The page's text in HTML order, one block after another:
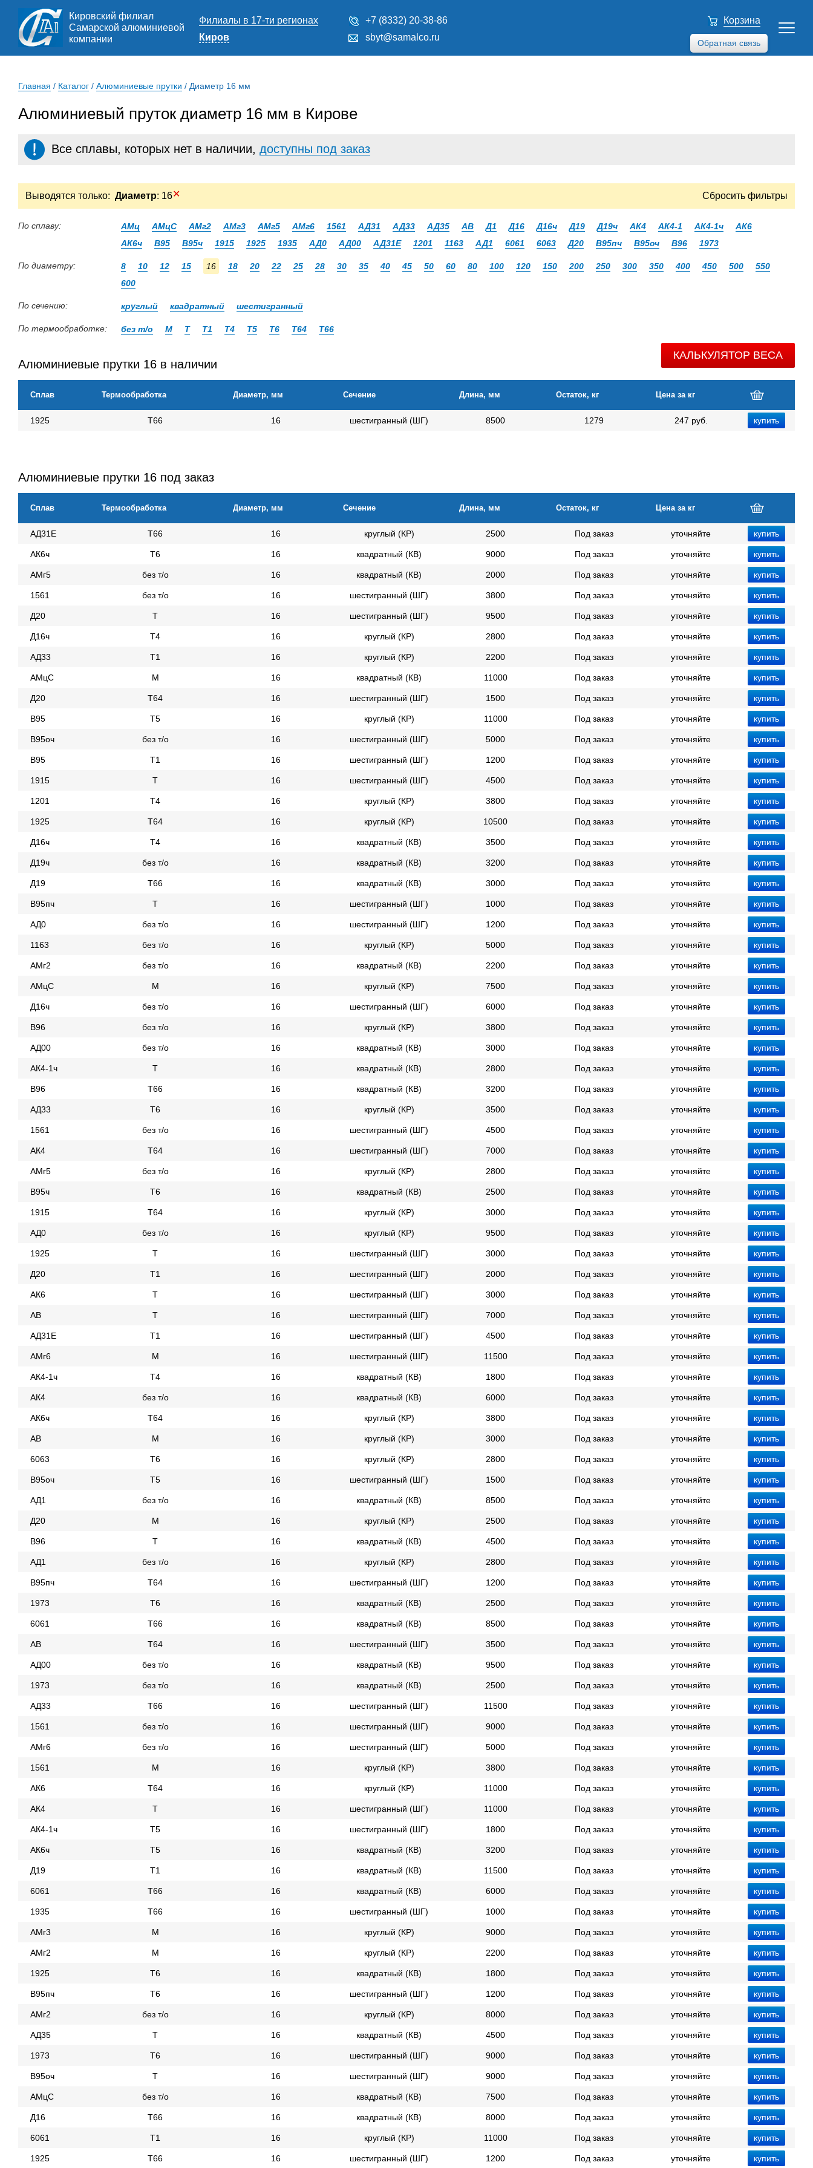
Кировский филиал
Самарской алюминиевой
компании
Филиалы в 17-ти регионах
Киров
+7 (8332) 20-38-86
sbyt@samalco.ru
Обратная связь
Корзина
Главная / Каталог / Алюминиевые прутки / Диаметр 16 мм
Алюминиевый пруток диаметр 16 мм в Кирове
Все сплавы, которых нет в наличии, доступны под заказ
Выводятся только: Диаметр: 16✕ Сбросить фильтры
По сплаву: АМц АМцС АМг2 АМг3 АМг5 АМг6 1561 АД31 АД33 АД35 АВ Д1 Д16 Д16ч Д19 Д19ч АК4 АК4-1 АК4-1ч
АК6
АК6ч
В95 В95ч 1915 1925 1935 АД0 АД00 АД31Е 1201 1163 АД1 6061 6063 Д20 В95пч В95оч В96 1973
По диаметру: 8 10 12 15 16 18 20 22 25 28 30 35 40 45 50 60 80 100 120 150 200 250 300 350 400 450 500
550
600
По сечению: круглый квадратный шестигранный
По термообработке: без т/о М Т Т1 Т4 Т5 Т6 Т64 Т66
Алюминиевые прутки 16 в наличии
КАЛЬКУЛЯТОР ВЕСА
Сплав Термообработка Диаметр, мм Сечение Длина, мм Остаток, кг Цена за кг
1925 Т66 16 шестигранный (ШГ) 8500 1279 247 руб.
Алюминиевые прутки 16 под заказ
Сплав Термообработка Диаметр, мм Сечение Длина, мм Остаток, кг Цена за кг
АД31Е Т66 16 круглый (КР) 2500 Под заказ уточняйте
АК6ч Т6 16 квадратный (КВ) 9000 Под заказ уточняйте
АМг5 без т/о 16 квадратный (КВ) 2000 Под заказ уточняйте
1561 без т/о 16 шестигранный (ШГ) 3800 Под заказ уточняйте
Д20 Т 16 шестигранный (ШГ) 9500 Под заказ уточняйте
Д16ч Т4 16 круглый (КР) 2800 Под заказ уточняйте
АД33 Т1 16 круглый (КР) 2200 Под заказ уточняйте
АМцС М 16 квадратный (КВ) 11000 Под заказ уточняйте
Д20 Т64 16 шестигранный (ШГ) 1500 Под заказ уточняйте
В95 Т5 16 круглый (КР) 11000 Под заказ уточняйте
В95оч без т/о 16 шестигранный (ШГ) 5000 Под заказ уточняйте
В95 Т1 16 шестигранный (ШГ) 1200 Под заказ уточняйте
1915 Т 16 шестигранный (ШГ) 4500 Под заказ уточняйте
1201 Т4 16 круглый (КР) 3800 Под заказ уточняйте
1925 Т64 16 круглый (КР) 10500 Под заказ уточняйте
Д16ч Т4 16 квадратный (КВ) 3500 Под заказ уточняйте
Д19ч без т/о 16 квадратный (КВ) 3200 Под заказ уточняйте
Д19 Т66 16 квадратный (КВ) 3000 Под заказ уточняйте
В95пч Т 16 шестигранный (ШГ) 1000 Под заказ уточняйте
АД0 без т/о 16 шестигранный (ШГ) 1200 Под заказ уточняйте
1163 без т/о 16 круглый (КР) 5000 Под заказ уточняйте
АМг2 без т/о 16 квадратный (КВ) 2200 Под заказ уточняйте
АМцС М 16 круглый (КР) 7500 Под заказ уточняйте
Д16ч без т/о 16 шестигранный (ШГ) 6000 Под заказ уточняйте
В96 без т/о 16 круглый (КР) 3800 Под заказ уточняйте
АД00 без т/о 16 квадратный (КВ) 3000 Под заказ уточняйте
АК4-1ч Т 16 квадратный (КВ) 2800 Под заказ уточняйте
В96 Т66 16 квадратный (КВ) 3200 Под заказ уточняйте
АД33 Т6 16 круглый (КР) 3500 Под заказ уточняйте
1561 без т/о 16 шестигранный (ШГ) 4500 Под заказ уточняйте
АК4 Т64 16 шестигранный (ШГ) 7000 Под заказ уточняйте
АМг5 без т/о 16 круглый (КР) 2800 Под заказ уточняйте
В95ч Т6 16 квадратный (КВ) 2500 Под заказ уточняйте
1915 Т64 16 круглый (КР) 3000 Под заказ уточняйте
АД0 без т/о 16 круглый (КР) 9500 Под заказ уточняйте
1925 Т 16 шестигранный (ШГ) 3000 Под заказ уточняйте
Д20 Т1 16 шестигранный (ШГ) 2000 Под заказ уточняйте
АК6 Т 16 шестигранный (ШГ) 3000 Под заказ уточняйте
АВ Т 16 шестигранный (ШГ) 7000 Под заказ уточняйте
АД31Е Т1 16 шестигранный (ШГ) 4500 Под заказ уточняйте
АМг6 М 16 шестигранный (ШГ) 11500 Под заказ уточняйте
АК4-1ч Т4 16 квадратный (КВ) 1800 Под заказ уточняйте
АК4 без т/о 16 квадратный (КВ) 6000 Под заказ уточняйте
АК6ч Т64 16 круглый (КР) 3800 Под заказ уточняйте
АВ М 16 круглый (КР) 3000 Под заказ уточняйте
6063 Т6 16 круглый (КР) 2800 Под заказ уточняйте
В95оч Т5 16 шестигранный (ШГ) 1500 Под заказ уточняйте
АД1 без т/о 16 квадратный (КВ) 8500 Под заказ уточняйте
Д20 М 16 круглый (КР) 2500 Под заказ уточняйте
В96 Т 16 квадратный (КВ) 4500 Под заказ уточняйте
АД1 без т/о 16 круглый (КР) 2800 Под заказ уточняйте
В95пч Т64 16 шестигранный (ШГ) 1200 Под заказ уточняйте
1973 Т6 16 квадратный (КВ) 2500 Под заказ уточняйте
6061 Т66 16 квадратный (КВ) 8500 Под заказ уточняйте
АВ Т64 16 шестигранный (ШГ) 3500 Под заказ уточняйте
АД00 без т/о 16 квадратный (КВ) 9500 Под заказ уточняйте
1973 без т/о 16 квадратный (КВ) 2500 Под заказ уточняйте
АД33 Т66 16 шестигранный (ШГ) 11500 Под заказ уточняйте
1561 без т/о 16 шестигранный (ШГ) 9000 Под заказ уточняйте
АМг6 без т/о 16 шестигранный (ШГ) 5000 Под заказ уточняйте
1561 М 16 круглый (КР) 3800 Под заказ уточняйте
АК6 Т64 16 круглый (КР) 11000 Под заказ уточняйте
АК4 Т 16 шестигранный (ШГ) 11000 Под заказ уточняйте
АК4-1ч Т5 16 шестигранный (ШГ) 1800 Под заказ уточняйте
АК6ч Т5 16 квадратный (КВ) 3200 Под заказ уточняйте
Д19 Т1 16 квадратный (КВ) 11500 Под заказ уточняйте
6061 Т66 16 квадратный (КВ) 6000 Под заказ уточняйте
1935 Т66 16 шестигранный (ШГ) 1000 Под заказ уточняйте
АМг3 М 16 круглый (КР) 9000 Под заказ уточняйте
АМг2 М 16 круглый (КР) 2200 Под заказ уточняйте
1925 Т6 16 квадратный (КВ) 1800 Под заказ уточняйте
В95пч Т6 16 шестигранный (ШГ) 1200 Под заказ уточняйте
АМг2 без т/о 16 круглый (КР) 8000 Под заказ уточняйте
АД35 Т 16 квадратный (КВ) 4500 Под заказ уточняйте
1973 Т6 16 шестигранный (ШГ) 9000 Под заказ уточняйте
В95оч Т 16 шестигранный (ШГ) 9000 Под заказ уточняйте
АМцС без т/о 16 квадратный (КВ) 7500 Под заказ уточняйте
Д16 Т66 16 квадратный (КВ) 8000 Под заказ уточняйте
6061 Т1 16 круглый (КР) 11000 Под заказ уточняйте
1925 Т66 16 шестигранный (ШГ) 1200 Под заказ уточняйте